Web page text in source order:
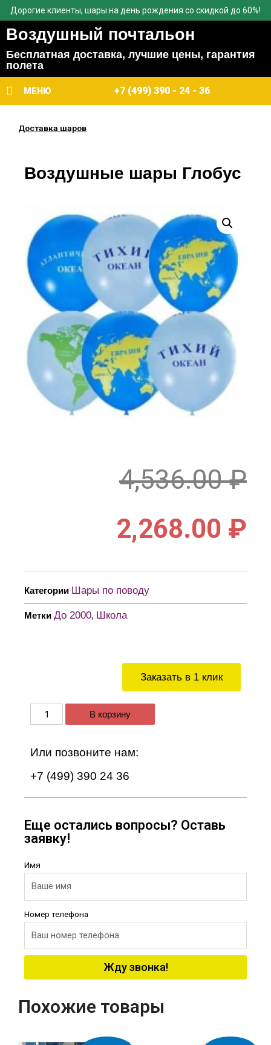
Дорогие клиенты, шары на день рождения со скидкой до 60%!
Воздушный почтальон
Бесплатная доставка, лучшие цены, гарантия
полета
МЕНЮ +7 (499) 390 - 24 - 36
Доставка шаров
Заказать в 1 клик
В корзину
Или позвоните нам:
+7 (499) 390 24 36
Еще остались вопросы? Оставь
заявку!
Имя
Номер телефона
Жду звонка!
Воздушные шары Глобус
4,536.00₽
2,268.00 ₽
Категории Шары по поводу
Метки До 2000, Школа
Похожие товары